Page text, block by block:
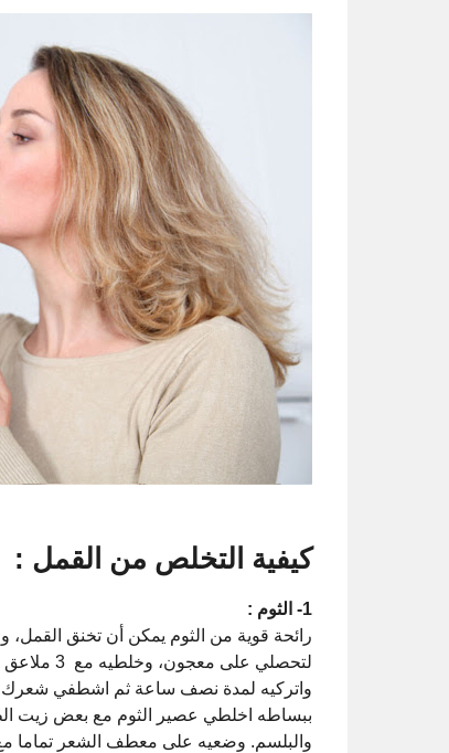
كيفية التخلص من القمل :
1- الثوم :
لتحصلي
واتركيه لمدة نصف ساعة ثم اشطفي شعرك
ببساطه اخلطي عصير الثوم مع بعض زيت
والبلسم. وضعيه على معطف الشعر تماما